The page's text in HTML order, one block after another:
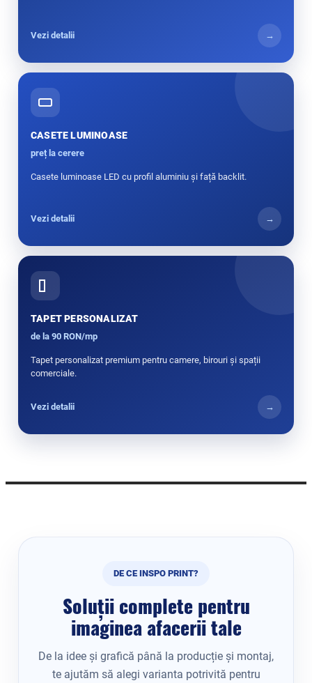
Vezi detalii →
CASETE LUMINOASE
preț la cerere
Casete luminoase LED cu profil aluminiu și față backlit.
Vezi detalii →
TAPET PERSONALIZAT
de la 90 RON/mp
Tapet personalizat premium pentru camere, birouri și spații
comerciale.
Vezi detalii →
DE CE INSPO PRINT?
Soluții complete pentru
imaginea afacerii tale
De la idee și grafică până la producție și montaj,
te ajutăm să alegi varianta potrivită pentru